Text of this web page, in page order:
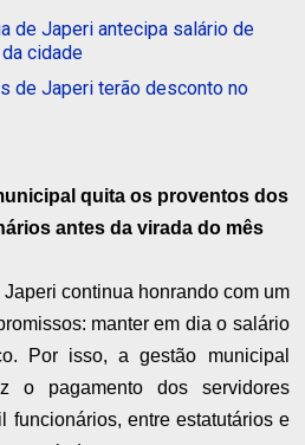
de Japeri antecipa salário de
cidade
de Japeri terão desconto no
quita os proventos dos
antes da virada do mês
continua honrando com um
manter em dia o salário
Por isso, a gestão municipal
o pagamento dos servidores
funcionários, entre estatutários e